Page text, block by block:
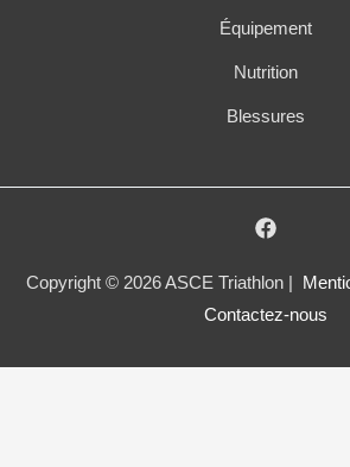
Équipement
Nutrition
Blessures
Copyright © 2026 ASCE Triathlon |
Contactez-nous